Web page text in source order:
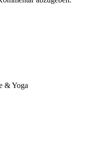
& Yoga